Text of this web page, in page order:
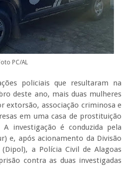
PC/AL
policiais que resultaram na
deste ano, mais duas mulheres
extorsão, associação criminosa e
em uma casa de prostituição
investigação é conduzida pela
e, após acionamento da Divisão
a Polícia Civil de Alagoas
contra as duas investigadas